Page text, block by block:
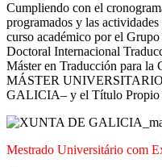
Cumpliendo con el
programados y las
curso académico por el
Doctoral Internacional
Máster en Traducción para
MÁSTER
GALICIA– y el Título Propio
Mestrado Universitário com